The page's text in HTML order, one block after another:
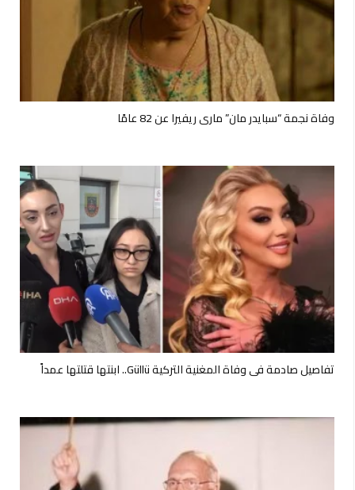
وفاة نجمة “سبايدر مان” ماري ريفيرا عن 82 عامًا
تفاصيل صادمة في وفاة المغنية التركية Güllü.. ابنتها قتلتها عمداً